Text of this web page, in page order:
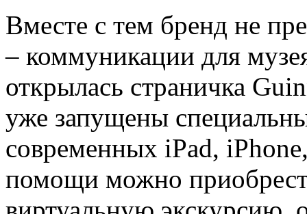
Вместе с тем бренд не
– коммуникации для
открылась страничка
уже запущены
современных iPad,
помощи можно